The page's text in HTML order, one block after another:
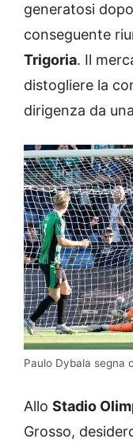
generatosi dopo
conseguente
Trigoria. Il
distogliere la
dirigenza da
Paulo Dybala segna
Allo Stadio
Grosso,